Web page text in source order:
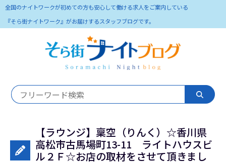
全国のナイトワークが初めての方も安心して働ける求人をご案内している
『そら街ナイトワーク』がお届けするスタッフブログです。
【ラウンジ】稟空（りんく）☆香川県
高松市古馬場町13-11 ライトハウスビ
ル２Ｆ☆お店の取材をさせて頂きまし